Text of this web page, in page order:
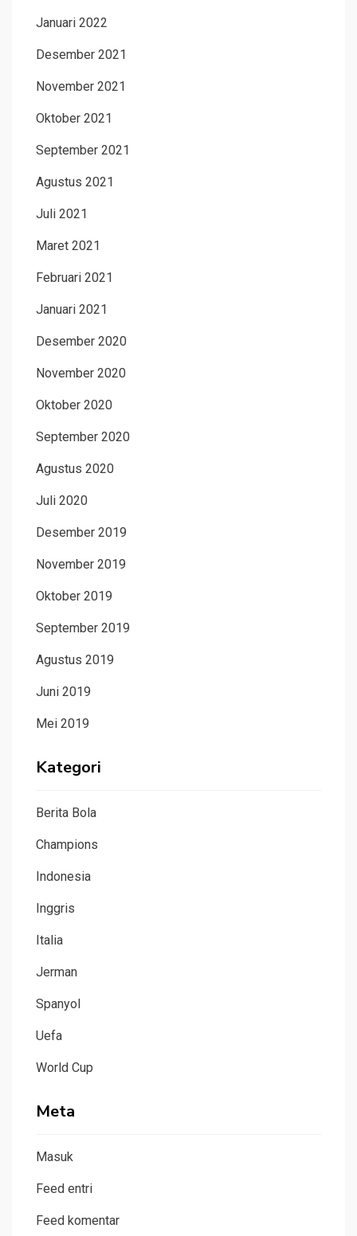
Januari 2022
Desember 2021
November 2021
Oktober 2021
September 2021
Agustus 2021
Juli 2021
Maret 2021
Februari 2021
Januari 2021
Desember 2020
November 2020
Oktober 2020
September 2020
Agustus 2020
Juli 2020
Desember 2019
November 2019
Oktober 2019
September 2019
Agustus 2019
Juni 2019
Mei 2019
Kategori
Berita Bola
Champions
Indonesia
Inggris
Italia
Jerman
Spanyol
Uefa
World Cup
Meta
Masuk
Feed entri
Feed komentar